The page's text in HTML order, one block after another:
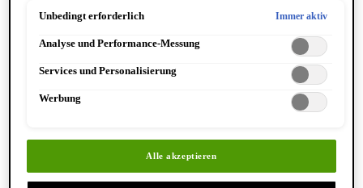
Entdecken Sie Hand & Körper
speichern"). Die Auswahl kann jederzeit unter dem Link "Cookie-
Datenschutzinformationen.
Unbedingt erforderlich Immer aktiv
Analyse und Performance-Messung
Services und Personalisierung
Werbung
Alle akzeptieren